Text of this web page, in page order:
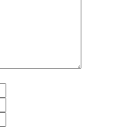
electrónico